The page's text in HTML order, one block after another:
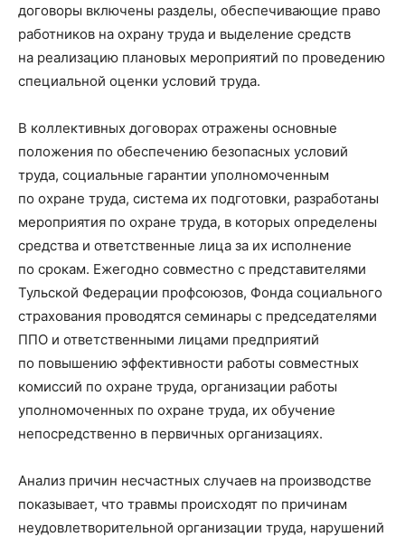
договоры включены разделы, обеспечивающие право
работников на охрану труда и выделение средств
на реализацию плановых мероприятий по проведению
специальной оценки условий труда.
В коллективных договорах отражены основные
положения по обеспечению безопасных условий
труда, социальные гарантии уполномоченным
по охране труда, система их подготовки, разработаны
мероприятия по охране труда, в которых определены
средства и ответственные лица за их исполнение
по срокам. Ежегодно совместно с представителями
Тульской Федерации профсоюзов, Фонда социального
страхования проводятся семинары с председателями
ППО и ответственными лицами предприятий
по повышению эффективности работы совместных
комиссий по охране труда, организации работы
уполномоченных по охране труда, их обучение
непосредственно в первичных организациях.
Анализ причин несчастных случаев на производстве
показывает, что травмы происходят по причинам
неудовлетворительной организации труда, нарушений